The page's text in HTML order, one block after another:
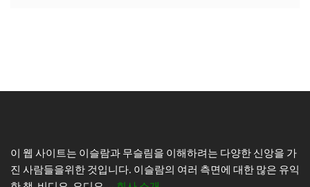
이 웹 사이트는 이슬람과 무슬림을 이해하려는 다양한 신앙을 가
진 사람들을위한 것입니다. 이슬람의 여러 측면에 대한 많은 유익